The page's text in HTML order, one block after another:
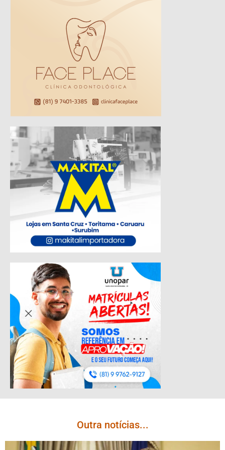
Outra notícias...